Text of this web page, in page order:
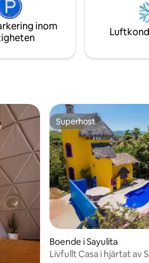
utomhuspool *Rymlig
och grill *Gym och yoga
inom
Superhost
Superhost
Boende i Sayulita
Livfullt Casa i hjärtat av